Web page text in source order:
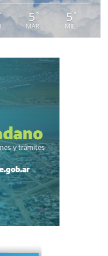
5 °
MAR
5 °
MIE